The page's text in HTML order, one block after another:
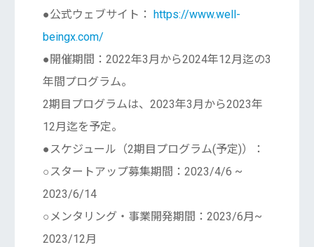
●公式ウェブサイト：
https://www.well-
beingx.com/
●開催期間：2022年3月から2024年12月迄の3
年間プログラム。
2期目プログラムは、2023年3月から2023年
12月迄を予定。
●スケジュール（2期目プログラム(予定)）：
○スタートアップ募集期間：2023/4/6 ~
2023/6/14
○メンタリング・事業開発期間：2023/6月~
2023/12月